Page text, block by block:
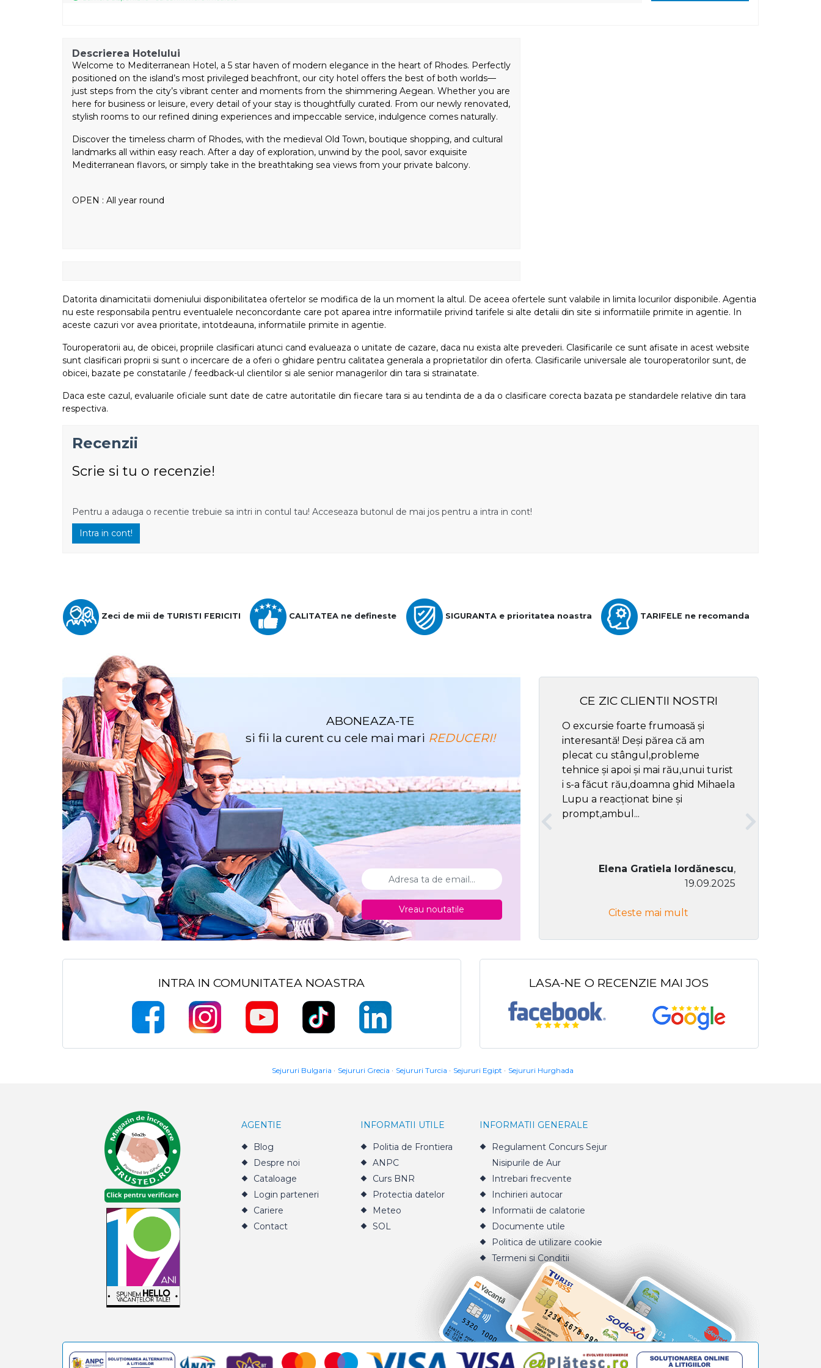
Descrierea Hotelului
Welcome to Mediterranean Hotel, a 5 star haven of modern elegance in the heart of Rhodes. Perfectly
positioned on the island’s most privileged beachfront, our city hotel offers the best of both worlds—
just steps from the city’s vibrant center and moments from the shimmering Aegean. Whether you are
here for business or leisure, every detail of your stay is thoughtfully curated. From our newly renovated,
stylish rooms to our refined dining experiences and impeccable service, indulgence comes naturally.
Discover the timeless charm of Rhodes, with the medieval Old Town, boutique shopping, and cultural
landmarks all within easy reach. After a day of exploration, unwind by the pool, savor exquisite
Mediterranean flavors, or simply take in the breathtaking sea views from your private balcony.
OPEN : All year round
Datorita dinamicitatii domeniului disponibilitatea ofertelor se modifica de la un moment la altul. De aceea ofertele sunt valabile in limita locurilor disponibile. Agentia
nu este responsabila pentru eventualele neconcordante care pot aparea intre informatiile privind tarifele si alte detalii din site si informatiile primite in agentie. In
aceste cazuri vor avea prioritate, intotdeauna, informatiile primite in agentie.
Touroperatorii au, de obicei, propriile clasificari atunci cand evalueaza o unitate de cazare, daca nu exista alte prevederi. Clasificarile ce sunt afisate in acest website
sunt clasificari proprii si sunt o incercare de a oferi o ghidare pentru calitatea generala a proprietatilor din oferta. Clasificarile universale ale touroperatorilor sunt, de
obicei, bazate pe constatarile / feedback-ul clientilor si ale senior managerilor din tara si strainatate.
Daca este cazul, evaluarile oficiale sunt date de catre autoritatile din fiecare tara si au tendinta de a da o clasificare corecta bazata pe standardele relative din tara
respectiva.
Recenzii
Scrie si tu o recenzie!
Pentru a adauga o recentie trebuie sa intri in contul tau! Acceseaza butonul de mai jos pentru a intra in cont!
Intra in cont!
Zeci de mii de TURISTI FERICITI CALITATEA ne defineste SIGURANTA e prioritatea noastra TARIFELE ne recomanda
ABONEAZA-TE
si fii la curent cu cele mai mari REDUCERI!
Vreau noutatile
CE ZIC CLIENTII NOSTRI
O excursie foarte frumoasă și
interesantă! Deși părea că am
plecat cu stângul,probleme
tehnice și apoi și mai rău,unui turist
i s-a făcut rău,doamna ghid Mihaela
Lupu a reacționat bine și
prompt,ambul...
Elena Gratiela Iordănescu,
19.09.2025
Citeste mai mult
INTRA IN COMUNITATEA NOASTRA LASA-NE O RECENZIE MAI JOS
Sejururi Bulgaria Sejururi Grecia Sejururi Turcia Sejururi Egipt Sejururi Hurghada
AGENTIE
Blog
Despre noi
Cataloage
Login parteneri
Cariere
Contact
INFORMATII UTILE
Politia de Frontiera
ANPC
Curs BNR
Protectia datelor
Meteo
SOL
INFORMATII GENERALE
Regulament Concurs Sejur
Nisipurile de Aur
Intrebari frecvente
Inchirieri autocar
Informatii de calatorie
Documente utile
Politica de utilizare cookie
Termeni si Conditii